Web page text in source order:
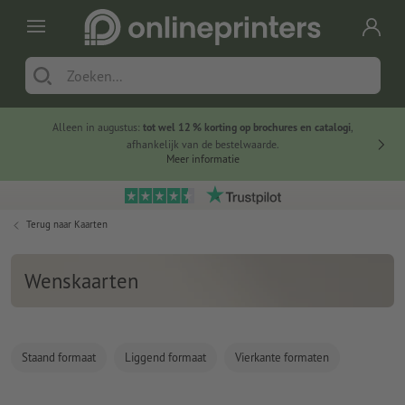
Alleen in augustus: tot wel 12 % korting op brochures en catalogi,
afhankelijk van de bestelwaarde.
Meer informatie
Terug naar Kaarten
Wenskaarten
Staand formaat Liggend formaat Vierkante formaten